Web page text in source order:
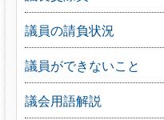
議員の請負状況
議員ができないこと
議会用語解説